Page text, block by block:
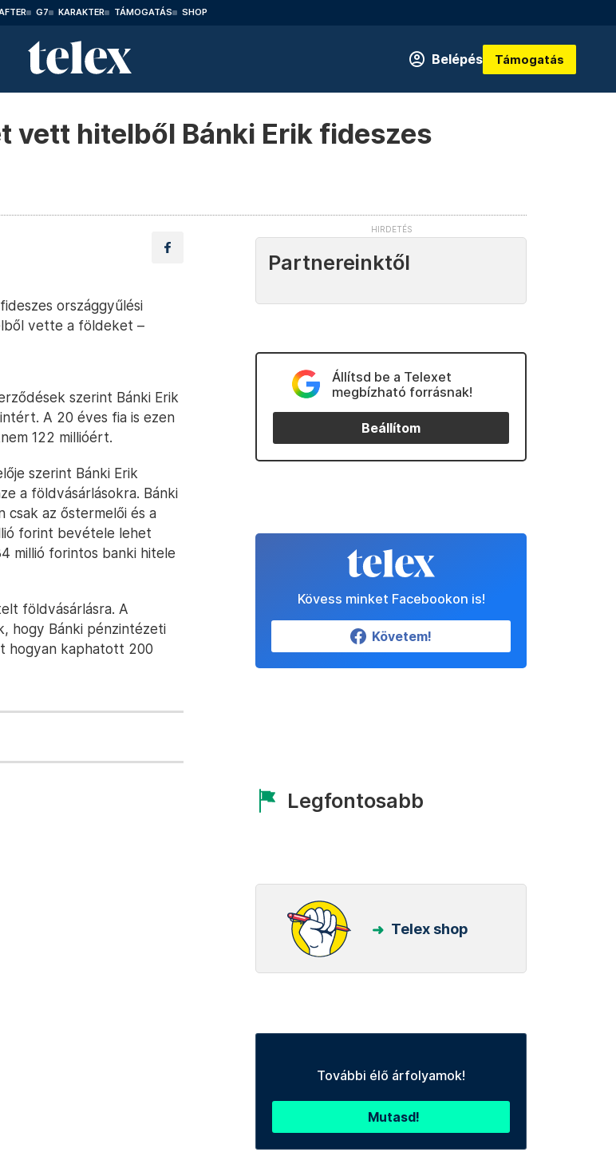
G7 KARAKTER TÁMOGATÁS SHOP
Belépés Támogatás
vett hitelből Bánki Erik fideszes
országgyűlési
vette a földeket –
szerint Bánki Erik
A 20 éves fia is ezen
122 millióért.
szerint Bánki Erik
a földvásárlásokra. Bánki
csak az őstermelői és a
forint bevétele lehet
millió forintos banki hitele
földvásárlásra. A
hogy Bánki pénzintézeti
hogyan kaphatott 200
Partnereinktől
Állítsd be a Telexet
megbízható forrásnak!
Beállítom
Kövess minket Facebookon is!
Követem!
Legfontosabb
Telex shop
További élő árfolyamok!
Mutasd!